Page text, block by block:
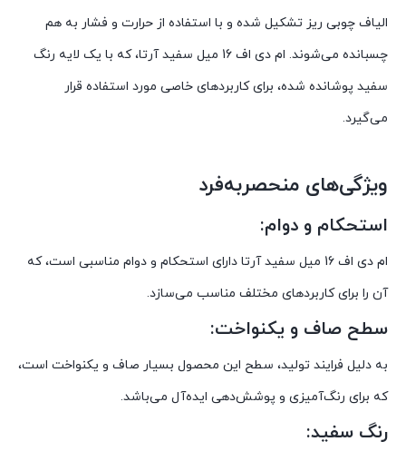
الیاف چوبی ریز تشکیل شده و با استفاده از حرارت و فشار به هم
چسبانده می‌شوند. ام دی اف 16 میل سفید آرتا، که با یک لایه رنگ
سفید پوشانده شده، برای کاربردهای خاصی مورد استفاده قرار
می‌گیرد.
ویژگی‌های منحصربه‌فرد
استحکام و دوام:
ام دی اف 16 میل سفید آرتا دارای استحکام و دوام مناسبی است، که
آن را برای کاربردهای مختلف مناسب می‌سازد.
سطح صاف و یکنواخت:
به دلیل فرایند تولید، سطح این محصول بسیار صاف و یکنواخت است،
که برای رنگ‌آمیزی و پوشش‌دهی ایده‌آل می‌باشد.
رنگ سفید: